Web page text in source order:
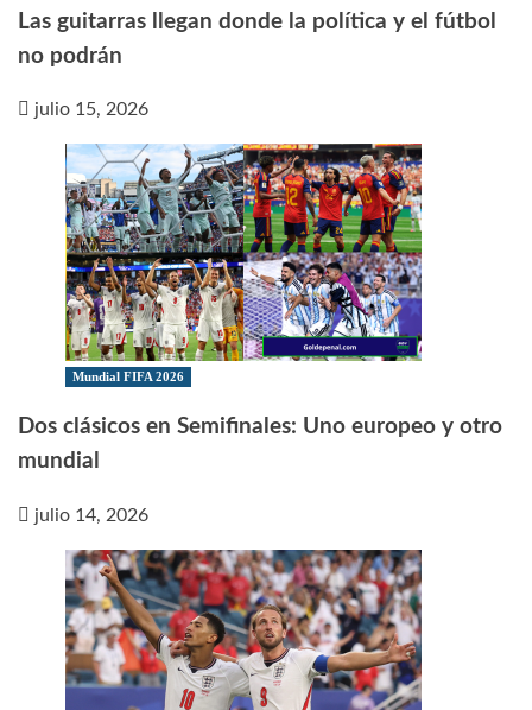
Las guitarras llegan donde la política y el fútbol
no podrán
julio 15, 2026
Mundial FIFA 2026
Dos clásicos en Semifinales: Uno europeo y otro
mundial
julio 14, 2026